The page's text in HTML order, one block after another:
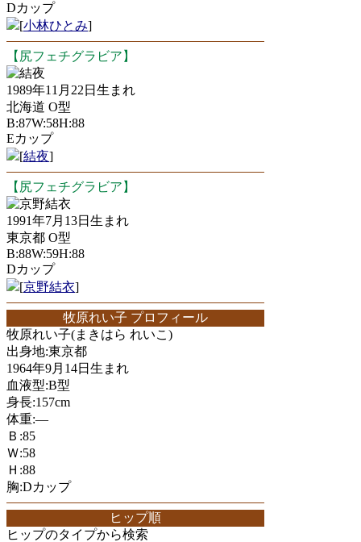
Dカップ
[小林ひとみ]
【尻フェチグラビア】
結夜
1989年11月22日生まれ
北海道 O型
B:87W:58H:88
Eカップ
[結夜]
【尻フェチグラビア】
京野結衣
1991年7月13日生まれ
東京都 O型
B:88W:59H:88
Dカップ
[京野結衣]
牧原れい子 プロフィール
牧原れい子(まきはら れいこ)
出身地:東京都
1964年9月14日生まれ
血液型:B型
身長:157cm
体重:―
Ｂ:85
Ｗ:58
Ｈ:88
胸:Dカップ
ヒップ順
ヒップのタイプから検索